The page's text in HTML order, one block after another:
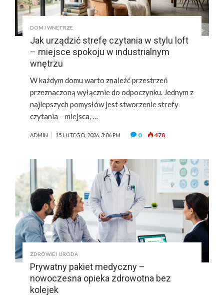
DOM I WNĘTRZE
Jak urządzić strefę czytania w stylu loft
– miejsce spokoju w industrialnym
wnętrzu
W każdym domu warto znaleźć przestrzeń
przeznaczoną wyłącznie do odpoczynku. Jednym z
najlepszych pomysłów jest stworzenie strefy
czytania – miejsca, …
ADMIN 15 LUTEGO, 2026, 3:06 PM 0 478
ZDROWIE I URODA
Prywatny pakiet medyczny –
nowoczesna opieka zdrowotna bez
kolejek